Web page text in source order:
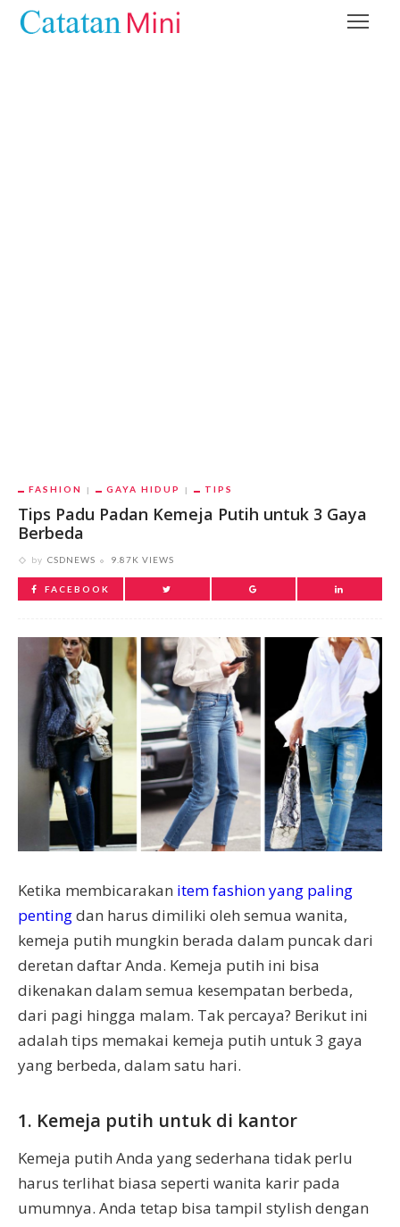
FASHION GAYA HIDUP TIPS
Tips Padu Padan Kemeja Putih untuk 3 Gaya
Berbeda
by CSDNEWS 9.87K VIEWS
FACEBOOK
Ketika membicarakan item fashion yang paling
pentingdan harus dimiliki oleh semua wanita,
kemeja putih mungkin berada dalam puncak dari
deretan daftar Anda. Kemeja putih ini bisa
dikenakan dalam semua kesempatan berbeda,
dari pagi hingga malam. Tak percaya? Berikut ini
adalah tips memakai kemeja putih untuk 3 gaya
yang berbeda, dalam satu hari.
1. Kemeja putih untuk di kantor
Kemeja putih Anda yang sederhana tidak perlu
harus terlihat biasa seperti wanita karir pada
umumnya. Anda tetap bisa tampil stylish dengan